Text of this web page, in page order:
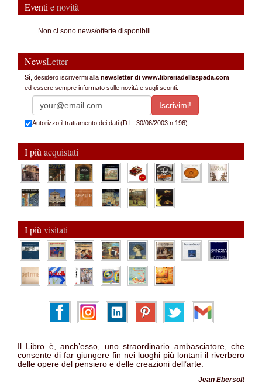
Eventi e novità
...Non ci sono news/offerte disponibili.
NewsLetter
Sì, desidero iscrivermi alla newsletter di www.libreriadellaspada.com
ed essere sempre informato sulle novità e sugli sconti.
Autorizzo il trattamento dei dati (D.L. 30/06/2003 n.196)
I più acquistati
I più visitati
Il Libro è, anch’esso, uno straordinario ambasciatore, che
consente di far giungere fin nei luoghi più lontani il riverbero
delle opere del pensiero e delle creazioni dell’arte.
Jean Ebersolt